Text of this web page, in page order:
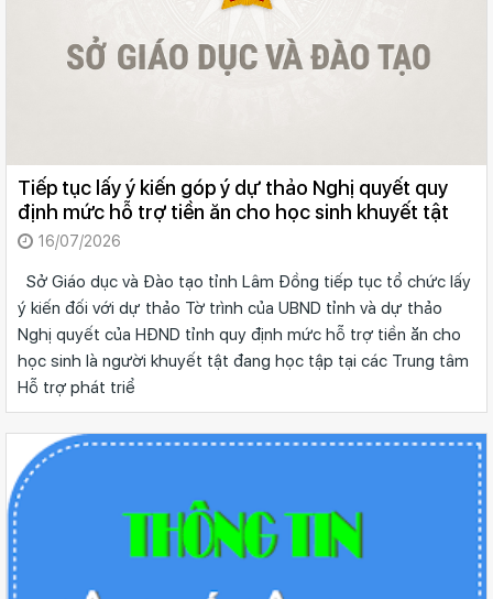
Tiếp tục lấy ý kiến góp ý dự thảo Nghị quyết quy
định mức hỗ trợ tiền ăn cho học sinh khuyết tật
16/07/2026
Sở Giáo dục và Đào tạo tỉnh Lâm Đồng tiếp tục tổ chức lấy
ý kiến đối với dự thảo Tờ trình của UBND tỉnh và dự thảo
Nghị quyết của HĐND tỉnh quy định mức hỗ trợ tiền ăn cho
học sinh là người khuyết tật đang học tập tại các Trung tâm
Hỗ trợ phát triể